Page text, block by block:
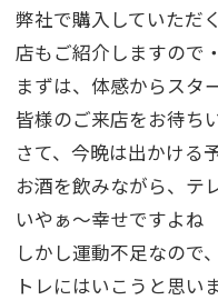
弊社で購入していただ
店もご紹介しますので
まずは、体感からスタ
皆様のご来店をお待ち
さて、今晩は出かける
お酒を飲みながら、テ
いやぁ～幸せですよ
しかし運動不足なので
トレにはいこうと思い